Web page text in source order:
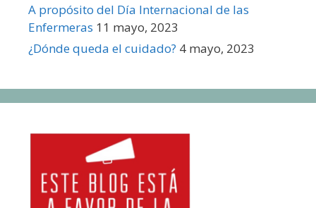
A propósito del Día Internacional de las
Enfermeras 11 mayo, 2023
¿Dónde queda el cuidado? 4 mayo, 2023